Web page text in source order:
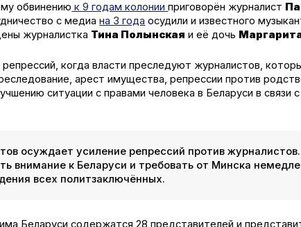
обвинению к 9 годам колонииприговорён журналист
с медиана 3 года осудили и известного
журналистка Тина Полынская и её дочь
когда власти преследуют журналистов,
арест имущества, репрессии против
ситуации с правами человека в Беларуси в связи
осуждает усиление репрессий против
внимание к Беларуси и требовать от Минска
всех политзаключённых.
Беларуси содержатся 28 представителей и